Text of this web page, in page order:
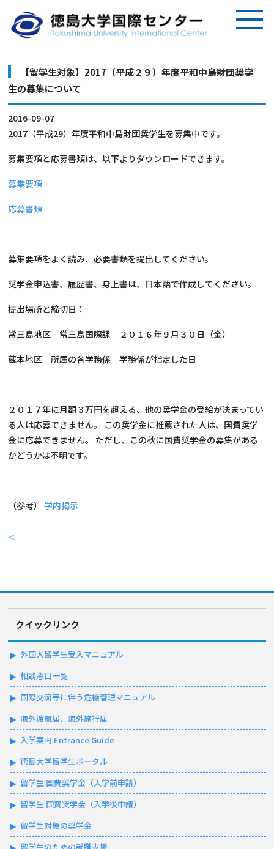
【留学生対象】2017（平成２９）年度平和中島財団奨学
生の募集について
2016-09-07
2017（平成29）年度平和中島財団奨学生を募集中です。
募集要項と応募書類は、以下よりダウンロードできます。
募集要項
応募書類
募集要項をよく読み、必要書類を提出してください。
奨学金申込書、履歴書、身上書は、日本語で作成してください。
提出場所と締切日：
常三島地区 常三島国際課 ２０１６年９月３０日（金）
蔵本地区 所属の各学務係 学務係が指定した日
２０１７年に月額３万円を超える、他の奨学金の受給が決まってい
る人は応募できません。 この奨学金に推薦された人は、国費奨学
金に応募できません。 ただし、この秋に国費奨学金の募集がある
かどうかは不明です。
（参考） 学内掲示
＜
クイックリンク
外国人留学生受入マニュアル
相談窓口一覧
国際交流等に伴う危機管理マニュアル
海外渡航届、海外旅行届
入学案内 Entrance Guide
徳島大学留学生ポータル
留学生 国費奨学金（入学前申請）
留学生 国費奨学金（入学後申請）
留学生対象の奨学金